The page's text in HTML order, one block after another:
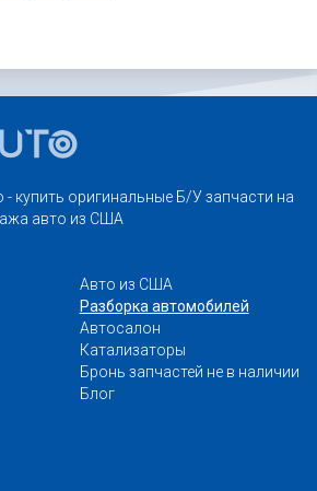
- купить оригинальные Б/У запчасти на
авто из США
Авто из США
Разборка автомобилей
Автосалон
Катализаторы
Бронь запчастей не в наличии
Блог